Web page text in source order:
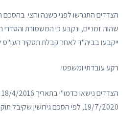
הצדדים התגרשו לפני כשנה וחצי. בהסכם
שהות זמניים, ונקבע כי המשמורת
ייקבעו בביה"ד לאחר קבלת תסקיר העו"ס
רקע עובדתי ומשפטי
19/7/2020, לפי הסכם גירושין